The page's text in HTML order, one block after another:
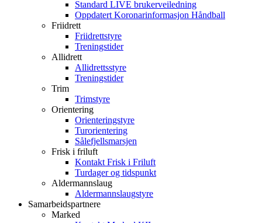
Standard LIVE brukerveiledning
Oppdatert Koronarinformasjon Håndball
Friidrett
Friidrettstyre
Treningstider
Allidrett
Allidrettsstyre
Treningstider
Trim
Trimstyre
Orientering
Orienteringstyre
Turorientering
Sålefjellsmarsjen
Frisk i friluft
Kontakt Frisk i Friluft
Turdager og tidspunkt
Aldermannslaug
Aldermannslaugstyre
Samarbeidspartnere
Marked